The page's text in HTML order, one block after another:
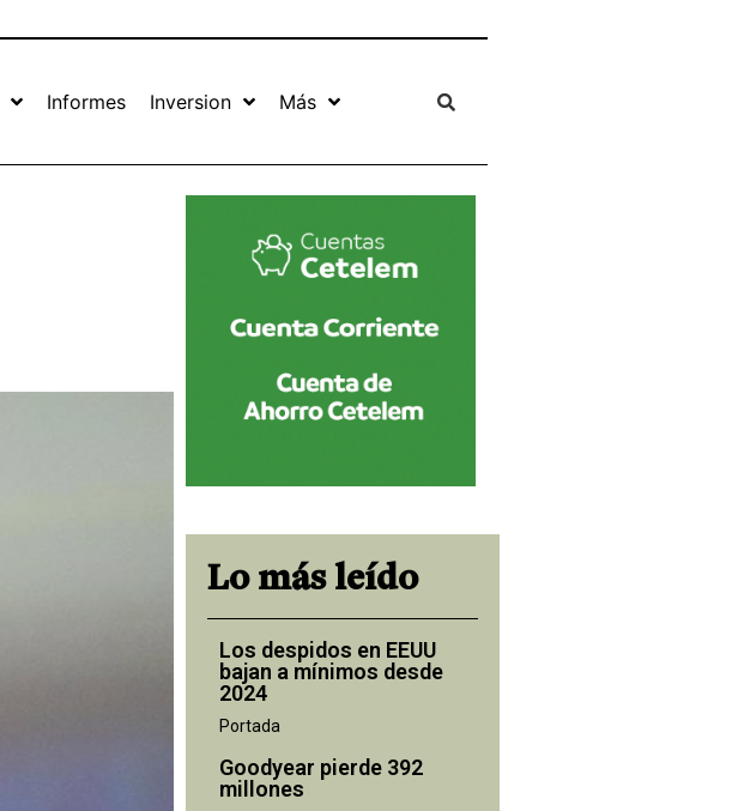
Informes Inversion Más
Lo más leído
Los despidos en EEUU
bajan a mínimos desde
2024
Portada
Goodyear pierde 392
millones